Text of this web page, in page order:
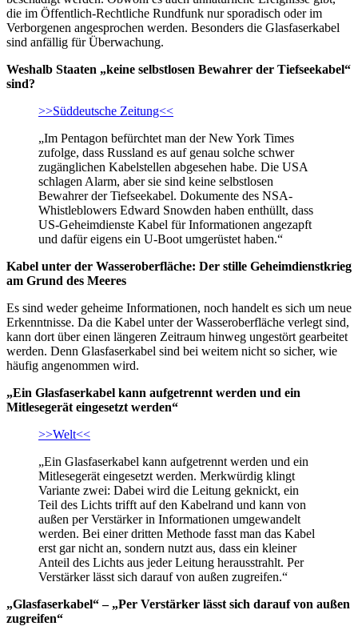
die im Öffentlich-Rechtliche Rundfunk nur sporadisch oder im
Verborgenen angesprochen werden. Besonders die Glasfaserkabel
sind anfällig für Überwachung.
Weshalb Staaten „keine selbstlosen Bewahrer der Tiefseekabel“
sind?
>>Süddeutsche Zeitung<<
„Im Pentagon befürchtet man der New York Times
zufolge, dass Russland es auf genau solche schwer
zugänglichen Kabelstellen abgesehen habe. Die USA
schlagen Alarm, aber sie sind keine selbstlosen
Bewahrer der Tiefseekabel. Dokumente des NSA-
Whistleblowers Edward Snowden haben enthüllt, dass
US-Geheimdienste Kabel für Informationen angezapft
und dafür eigens ein U-Boot umgerüstet haben.“
Kabel unter der Wasseroberfläche: Der stille Geheimdienstkrieg
am Grund des Meeres
Es sind weder geheime Informationen, noch handelt es sich um neue
Erkenntnisse. Da die Kabel unter der Wasseroberfläche verlegt sind,
kann dort über einen längeren Zeitraum hinweg ungestört gearbeitet
werden. Denn Glasfaserkabel sind bei weitem nicht so sicher, wie
häufig angenommen wird.
„Ein Glasfaserkabel kann aufgetrennt werden und ein
Mitlesegerät eingesetzt werden“
>>Welt<<
„Ein Glasfaserkabel kann aufgetrennt werden und ein
Mitlesegerät eingesetzt werden. Merkwürdig klingt
Variante zwei: Dabei wird die Leitung geknickt, ein
Teil des Lichts trifft auf den Kabelrand und kann von
außen per Verstärker in Informationen umgewandelt
werden. Bei einer dritten Methode fasst man das Kabel
erst gar nicht an, sondern nutzt aus, dass ein kleiner
Anteil des Lichts aus jeder Leitung herausstrahlt. Per
Verstärker lässt sich darauf von außen zugreifen.“
„Glasfaserkabel“ – „Per Verstärker lässt sich darauf von außen
zugreifen“